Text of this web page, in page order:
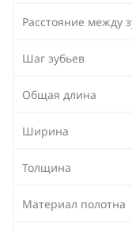
Расстояние между
Шаг зубьев
Общая длина
Ширина
Толщина
Материал полотна